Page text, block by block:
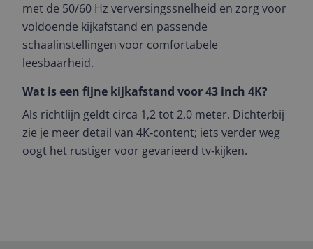
met de 50/60 Hz verversingssnelheid en zorg voor
voldoende kijkafstand en passende
schaalinstellingen voor comfortabele
leesbaarheid.
Wat is een fijne kijkafstand voor 43 inch 4K?
Als richtlijn geldt circa 1,2 tot 2,0 meter. Dichterbij
zie je meer detail van 4K‑content; iets verder weg
oogt het rustiger voor gevarieerd tv‑kijken.